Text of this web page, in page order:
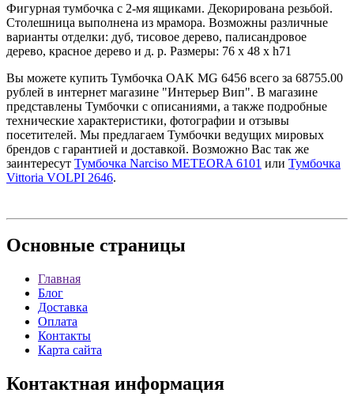
Фигурная тумбочка с 2-мя ящиками. Декорирована резьбой.
Столешница выполнена из мрамора. Возможны различные
варианты отделки: дуб, тисовое дерево, палисандровое
дерево, красное дерево и д. р. Размеры: 76 x 48 x h71
Вы можете купить Тумбочка OAK MG 6456 всего за 68755.00
рублей в интернет магазине "Интерьер Вип". В магазине
представлены Тумбочки с описаниями, а также подробные
технические характеристики, фотографии и отзывы
посетителей. Мы предлагаем Тумбочки ведущих мировых
брендов с гарантией и доставкой. Возможно Вас так же
заинтересут Тумбочка Narciso METEORA 6101 или Тумбочка
Vittoria VOLPI 2646.
Основные страницы
Главная
Блог
Доставка
Оплата
Контакты
Карта сайта
Контактная информация